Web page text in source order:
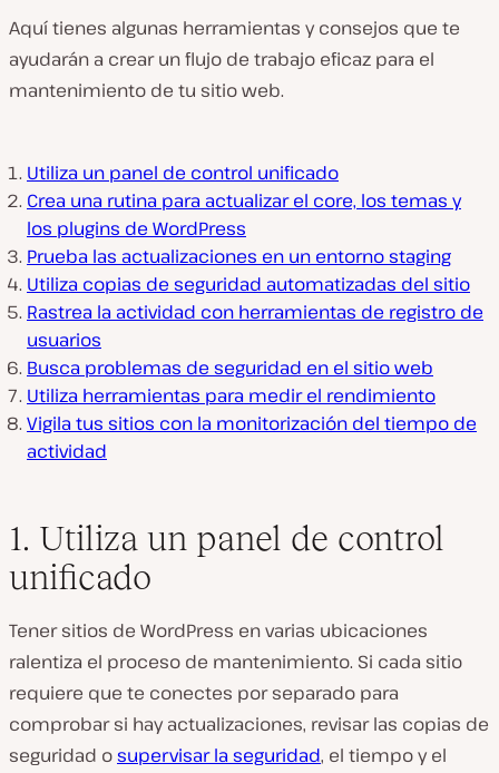
Aquí tienes algunas herramientas y consejos que te
ayudarán a crear un flujo de trabajo eficaz para el
mantenimiento de tu sitio web.
Utiliza un panel de control unificado
Crea una rutina para actualizar el core, los temas y
los plugins de WordPress
Prueba las actualizaciones en un entorno staging
Utiliza copias de seguridad automatizadas del sitio
Rastrea la actividad con herramientas de registro de
usuarios
Busca problemas de seguridad en el sitio web
Utiliza herramientas para medir el rendimiento
Vigila tus sitios con la monitorización del tiempo de
actividad
1. Utiliza un panel de control
unificado
Tener sitios de WordPress en varias ubicaciones
ralentiza el proceso de mantenimiento. Si cada sitio
requiere que te conectes por separado para
comprobar si hay actualizaciones, revisar las copias de
seguridad osupervisar la seguridad, el tiempo y el